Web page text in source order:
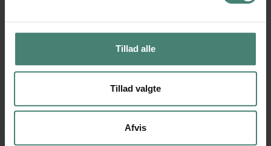
Tillad alle
Tillad valgte
Afvis
Børge Korsgaard, 1970-1991
Konst. rektor Holger Gam, 1991
Konst. rektor John Frederiksen, maj-juli 2013